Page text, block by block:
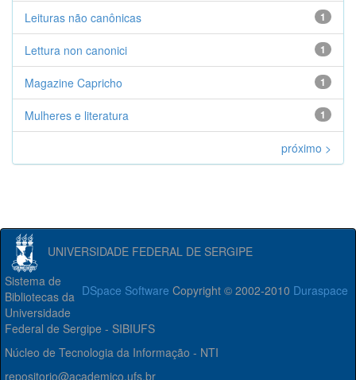
1
Leituras não canônicas
1
Lettura non canonici
1
Magazine Capricho
1
Mulheres e literatura
próximo >
UNIVERSIDADE FEDERAL DE SERGIPE
DSpace Software Copyright © 2002-2010 Duraspace
Sistema de
Bibliotecas da
Universidade
Federal de Sergipe - SIBIUFS
Núcleo de Tecnologia da Informação - NTI
repositorio@academico.ufs.br